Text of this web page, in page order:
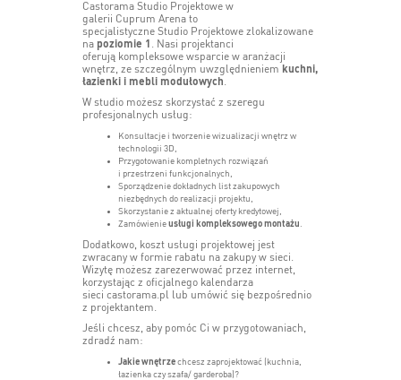
Castorama Studio Projektowe w
galerii Cuprum Arena to
specjalistyczne Studio Projektowe zlokalizowane
na poziomie 1 . Nasi projektanci
oferują kompleksowe wsparcie w aranżacji
wnętrz, ze szczególnym uwzględnieniem kuchni,
łazienki i mebli modułowych.
W studio możesz skorzystać z szeregu
profesjonalnych usług:
Konsultacje i tworzenie wizualizacji wnętrz w
technologii 3D,
Przygotowanie kompletnych rozwiązań
i przestrzeni funkcjonalnych,
Sporządzenie dokładnych list zakupowych
niezbędnych do realizacji projektu,
Skorzystanie z aktualnej oferty kredytowej,
Zamówienieusługi kompleksowego montażu
Dodatkowo, koszt usługi projektowej jest
zwracany w formie rabatu na zakupy w sieci.
Wizytę możesz zarezerwować przez internet,
korzystając z oficjalnego kalendarza
sieci castorama.pl lub umówić się bezpośrednio
z projektantem.
Jeśli chcesz, aby pomóc Ci w przygotowaniach,
zdradź nam:
Jakie wnętrze chcesz zaprojektować (kuchnia,
łazienka czy szafa/ garderoba)?